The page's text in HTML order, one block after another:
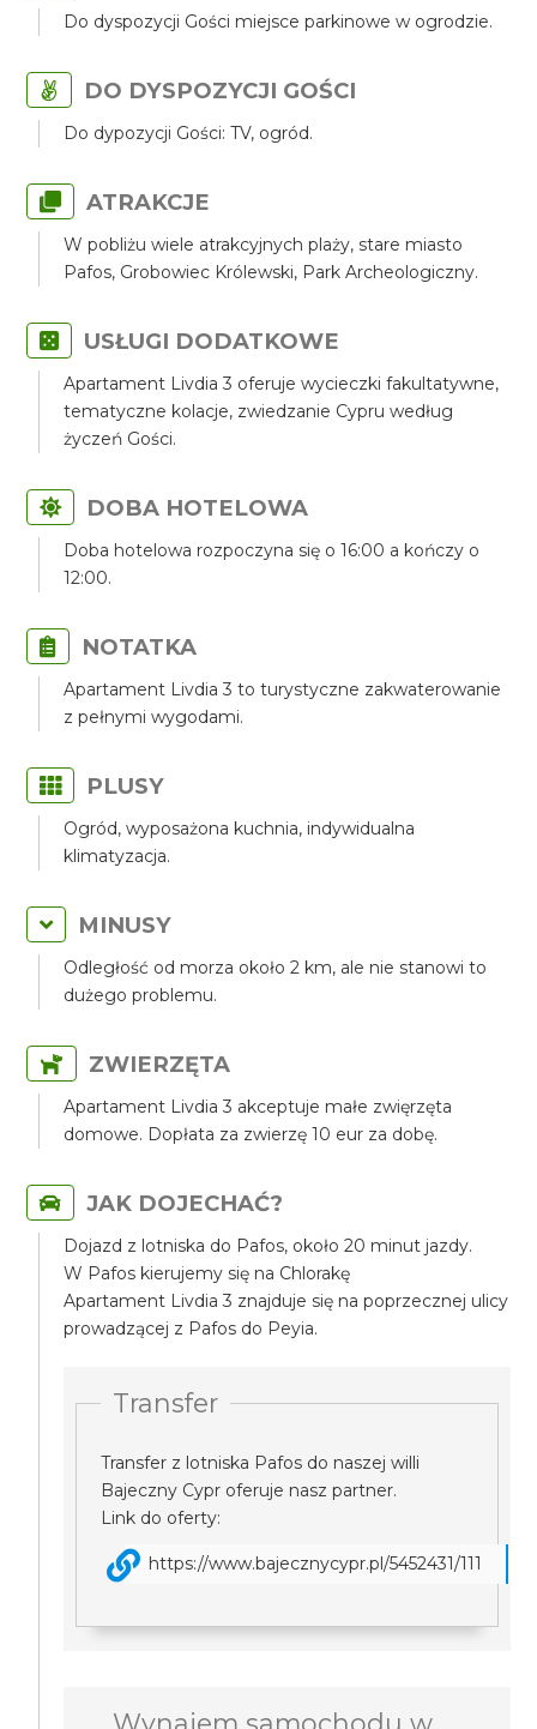
Do dyspozycji Gości miejsce parkinowe w ogrodzie.
DO DYSPOZYCJI GOŚCI
Do dypozycji Gości: TV, ogród.
ATRAKCJE
W pobliżu wiele atrakcyjnych plaży, stare miasto
Pafos, Grobowiec Królewski, Park Archeologiczny.
USŁUGI DODATKOWE
Apartament Livdia 3 oferuje wycieczki fakultatywne,
tematyczne kolacje, zwiedzanie Cypru według
życzeń Gości.
DOBA HOTELOWA
Doba hotelowa rozpoczyna się o 16:00 a kończy o
12:00.
NOTATKA
Apartament Livdia 3 to turystyczne zakwaterowanie
z pełnymi wygodami.
PLUSY
Ogród, wyposażona kuchnia, indywidualna
klimatyzacja.
MINUSY
Odległość od morza około 2 km, ale nie stanowi to
dużego problemu.
ZWIERZĘTA
Apartament Livdia 3 akceptuje małe zwięrzęta
domowe. Dopłata za zwierzę 10 eur za dobę.
JAK DOJECHAĆ?
Dojazd z lotniska do Pafos, około 20 minut jazdy.
W Pafos kierujemy się na Chlorakę
Apartament Livdia 3 znajduje się na poprzecznej ulicy
prowadzącej z Pafos do Peyia.
Transfer
Transfer z lotniska Pafos do naszej willi
Bajeczny Cypr oferuje nasz partner.
Link do oferty:
https://www.bajecznycypr.pl/5452431/111